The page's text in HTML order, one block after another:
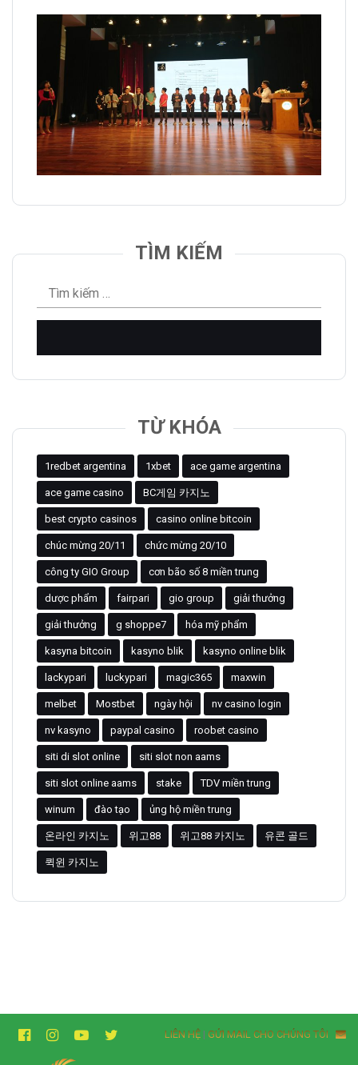
TÌM KIẾM
Tìm
kiếm
TỪ KHÓA
1redbet argentina 1xbet ace game argentina
ace game casino BC게임 카지노
best crypto casinos casino online bitcoin
chúc mừng 20/11 chức mừng 20/10
công ty GIO Group cơn bão số 8 miền trung
dược phẩm fairpari gio group giải thưởng
giải thưởng g shoppe7 hóa mỹ phẩm
kasyna bitcoin kasyno blik kasyno online blik
lackypari luckypari magic365 maxwin
melbet Mostbet ngày hội nv casino login
nv kasyno paypal casino roobet casino
siti di slot online siti slot non aams
siti slot online aams stake TDV miền trung
winum đào tạo ủng hộ miền trung
온라인 카지노 위고88 위고88 카지노 유콘 골드
퀵윈 카지노
LIÊN HỆ | GỬI MAIL CHO CHÚNG TÔI